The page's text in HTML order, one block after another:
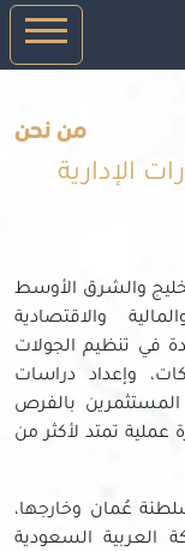
من نحن
الإدارية
والشرق الأوسط
والاقتصادية
في تنظيم الجولات
وإعداد دراسات
المستثمرين بالفرص
عملية تمتد لأكثر من
عُمان وخارجها،
العربية السعودية